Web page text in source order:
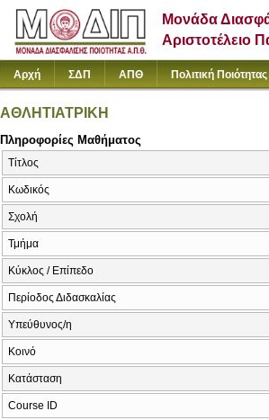
Μονάδα
Αριστοτέλειο
Αρχή ΣΔΠ ΑΠΘ Πολιτική Ποιότητας
ΑΘΛΗΤΙΑΤΡΙΚΗ
Πληροφορίες Μαθήματος
Τίτλος
Κωδικός
Σχολή
Τμήμα
Κύκλος / Επίπεδο
Περίοδος Διδασκαλίας
Υπεύθυνος/η
Κοινό
Κατάσταση
Course ID